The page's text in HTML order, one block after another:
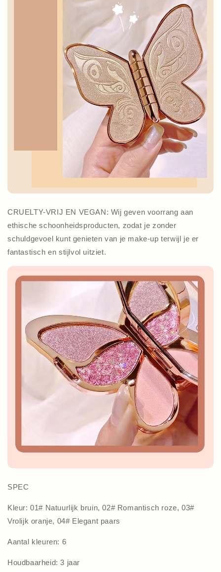
CRUELTY-VRIJ EN VEGAN: Wij geven voorrang aan
ethische schoonheidsproducten, zodat je zonder
schuldgevoel kunt genieten van je make-up terwijl je er
fantastisch en stijlvol uitziet.
SPEC
Kleur: 01# Natuurlijk bruin, 02# Romantisch roze, 03#
Vrolijk oranje, 04# Elegant paars
Aantal kleuren: 6
Houdbaarheid: 3 jaar